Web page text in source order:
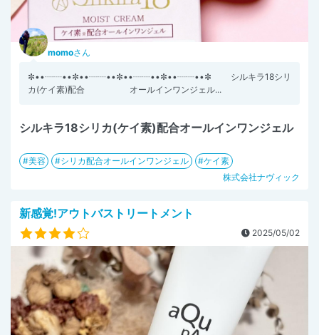
momoさん
✼••┈┈••✼••┈┈••✼••┈┈••✼••┈┈••✼ シルキラ18シリ
カ(ケイ素)配合 オールインワンジェル...
シルキラ18シリカ(ケイ素)配合オールインワンジェル
美容 シリカ配合オールインワンジェル
ケイ素
株式会社ナヴィック
新感覚!アウトバストリートメント
2025/05/02